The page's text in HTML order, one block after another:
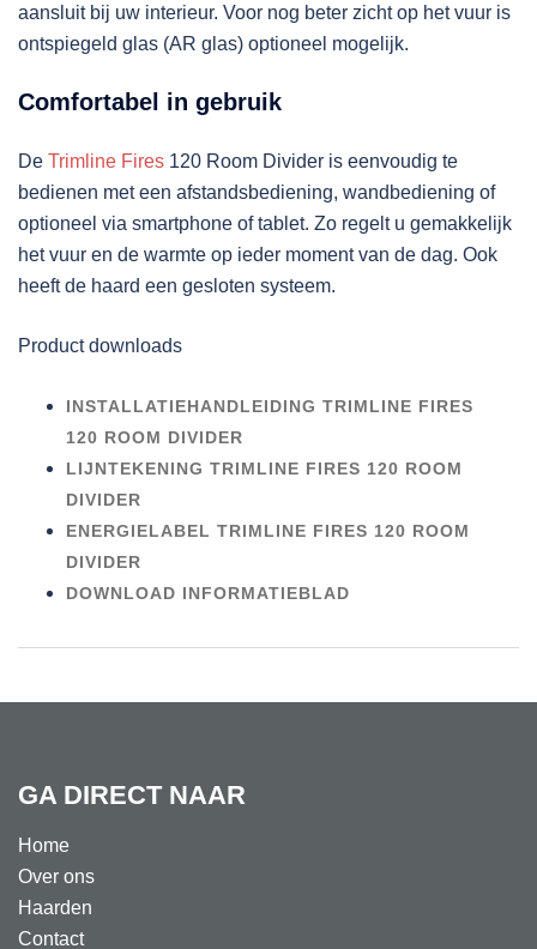
aansluit bij uw interieur. Voor nog beter zicht op het vuur is
ontspiegeld glas (AR glas) optioneel mogelijk.
Comfortabel in gebruik
De Trimline Fires 120 Room Divider is eenvoudig te
bedienen met een afstandsbediening, wandbediening of
optioneel via smartphone of tablet. Zo regelt u gemakkelijk
het vuur en de warmte op ieder moment van de dag. Ook
heeft de haard een gesloten systeem.
Product downloads
INSTALLATIEHANDLEIDING TRIMLINE FIRES
120 ROOM DIVIDER
LIJNTEKENING TRIMLINE FIRES 120 ROOM
DIVIDER
ENERGIELABEL TRIMLINE FIRES 120 ROOM
DIVIDER
DOWNLOAD INFORMATIEBLAD
GA DIRECT NAAR
Home
Over ons
Haarden
Contact